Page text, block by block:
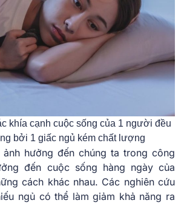
khía cạnh cuộc sống của 1 người đều
bởi 1 giấc ngủ kém chất lượng
hưởng đến chúng ta trong công
đến cuộc sống hàng ngày của
cách khác nhau. Các nghiên cứu
ngủ có thể làm giảm khả năng ra